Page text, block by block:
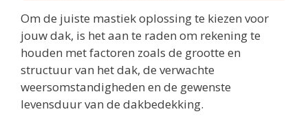
Om de juiste mastiek oplossing te kiezen voor
jouw dak, is het aan te raden om rekening te
houden met factoren zoals de grootte en
structuur van het dak, de verwachte
weersomstandigheden en de gewenste
levensduur van de dakbedekking.